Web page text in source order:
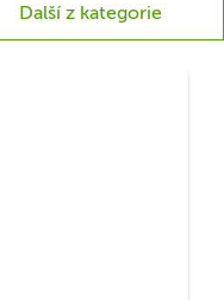
Další z kategorie